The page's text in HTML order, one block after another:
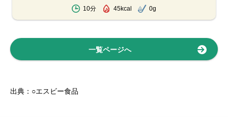
10分 45kcal 0g
一覧ページへ
出典：○エスビー食品